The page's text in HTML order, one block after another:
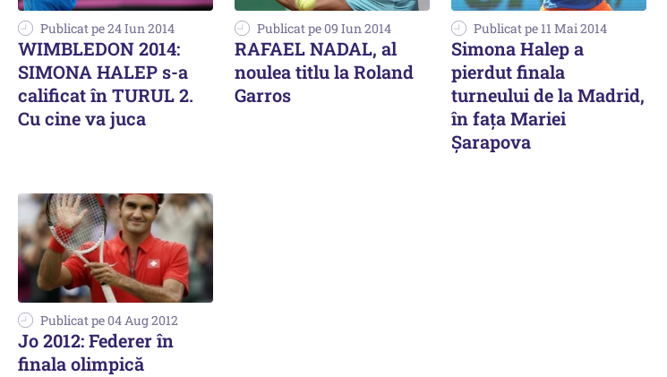
Publicat pe 24 Iun 2014
WIMBLEDON 2014:
SIMONA HALEP s-a
calificat în TURUL 2.
Cu cine va juca
Publicat pe 09 Iun 2014
RAFAEL NADAL, al
noulea titlu la Roland
Garros
Publicat pe 11 Mai 2014
Simona Halep a
pierdut finala
turneului de la Madrid,
în fața Mariei
Șarapova
Publicat pe 04 Aug 2012
Jo 2012: Federer în
finala olimpică